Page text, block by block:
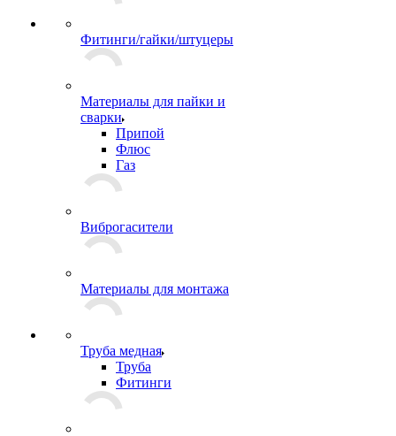
Фитинги/гайки/штуцеры
Материалы для пайки и
сварки
Припой
Флюс
Газ
Виброгасители
Материалы для монтажа
Труба медная
Труба
Фитинги